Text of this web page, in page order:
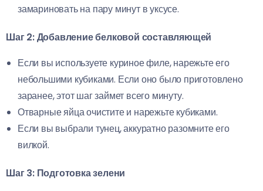
замариновать на пару минут в уксусе.
Шаг 2: Добавление белковой составляющей
Если вы используете куриное филе, нарежьте его
небольшими кубиками. Если оно было приготовлено
заранее, этот шаг займет всего минуту.
Отварные яйца очистите и нарежьте кубиками.
Если вы выбрали тунец, аккуратно разомните его
вилкой.
Шаг 3: Подготовка зелени